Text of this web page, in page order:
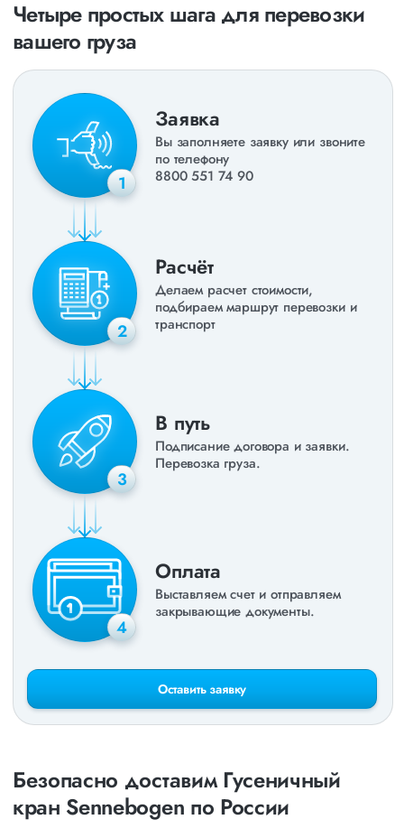
Четыре простых шага для перевозки
вашего груза
1
Заявка
Вы заполняете заявку или звоните
по телефону
8800 551 74 90
2
Расчёт
Делаем расчет стоимости,
подбираем маршрут перевозки и
транспорт
3
В путь
Подписание договора и заявки.
Перевозка груза.
4
Оплата
Выставляем счет и отправляем
закрывающие документы.
Оставить заявку
Безопасно доставим Гусеничный
кран Sennebogen по России